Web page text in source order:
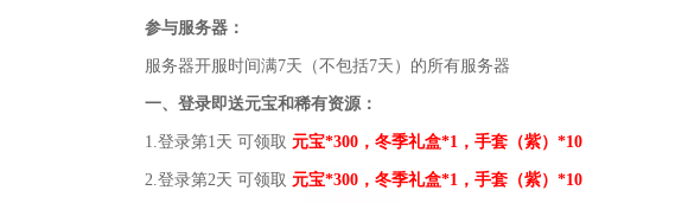
参与服务器：
服务器开服时间满7天（不包括7天）的所有服务器
一、登录即送元宝和稀有资源：
1.登录第1天 可领取 元宝*300，冬季礼盒*1， 手套（紫） *10
2.登录第2天 可领取 元宝*300，冬季礼盒*1， 手套（紫） *10